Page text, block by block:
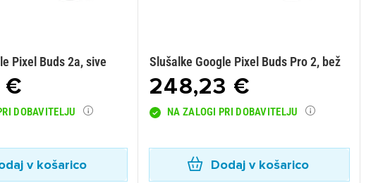
Pixel Buds 2a, sive
€
DOBAVITELJU
v košarico
Slušalke Google Pixel Buds Pro 2, bež
248,23 €
NA ZALOGI PRI DOBAVITELJU
Dodaj v košarico